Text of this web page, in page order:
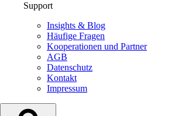
Support
Insights & Blog
Häufige Fragen
Kooperationen und Partner
AGB
Datenschutz
Kontakt
Impressum